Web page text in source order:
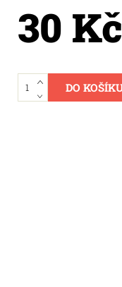
30 Kč